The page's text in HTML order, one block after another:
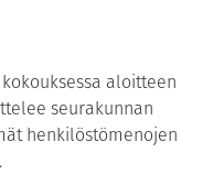
aloitteen
seurakunnan
henkilöstömenojen